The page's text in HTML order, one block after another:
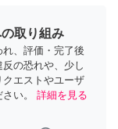
取り組み
、評価・完了後
の恐れや、少し
エストやユーザ
い。
詳細を見る